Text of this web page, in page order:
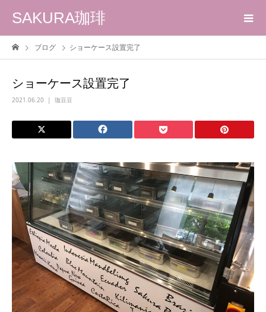
SAKURA珈琲
ブログ ショーケース設置完了
ショーケース設置完了
2021.06.20 珈豆豆